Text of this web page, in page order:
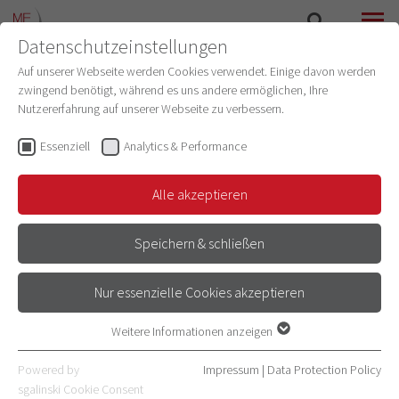
Prof. Dr. Hans-Christoph
Friederich
Medizinischen Fakultät Heidelberg)
BACKGROUND
Datenschutzeinstellungen
Auf unserer Webseite werden Cookies verwendet. Einige davon werden
zwingend benötigt, während es uns andere ermöglichen, Ihre
Nutzererfahrung auf unserer Webseite zu verbessern.
Essenziell Analytics & Performance
Alle akzeptieren
Speichern & schließen
Nur essenzielle Cookies akzeptieren
Essenzielle Cookies werden für grundlegende Funktionen der
Webseite benötigt. Dadurch ist gewährleistet, dass die Webseite
Weitere Informationen anzeigen
Powered by
sgalinski Cookie Consent
Impressum | Data Protection Policy